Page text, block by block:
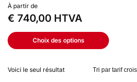
À partir de
€ 740,00 HTVA
Choix des options
Voici le seul résultat